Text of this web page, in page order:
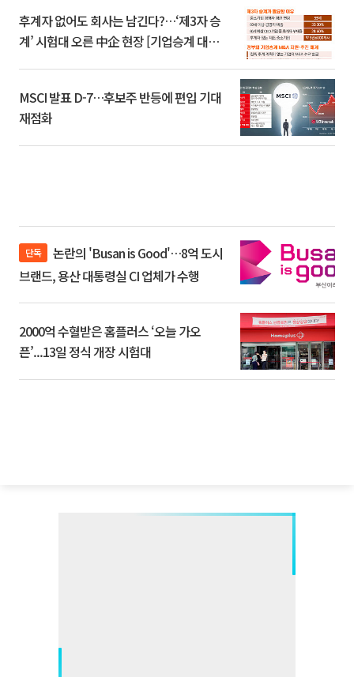
후계자 없어도 회사는 남긴다?…‘제3자 승
계’ 시험대 오른 中企 현장 [기업승계 대전
MSCI 발표 D-7…후보주 반등에 편입 기대
재점화
단독
브랜드, 용산 대통령실 CI 업체가 수행
2000억 수혈받은 홈플러스 ‘오늘 가오
픈’...13일 정식 개장 시험대